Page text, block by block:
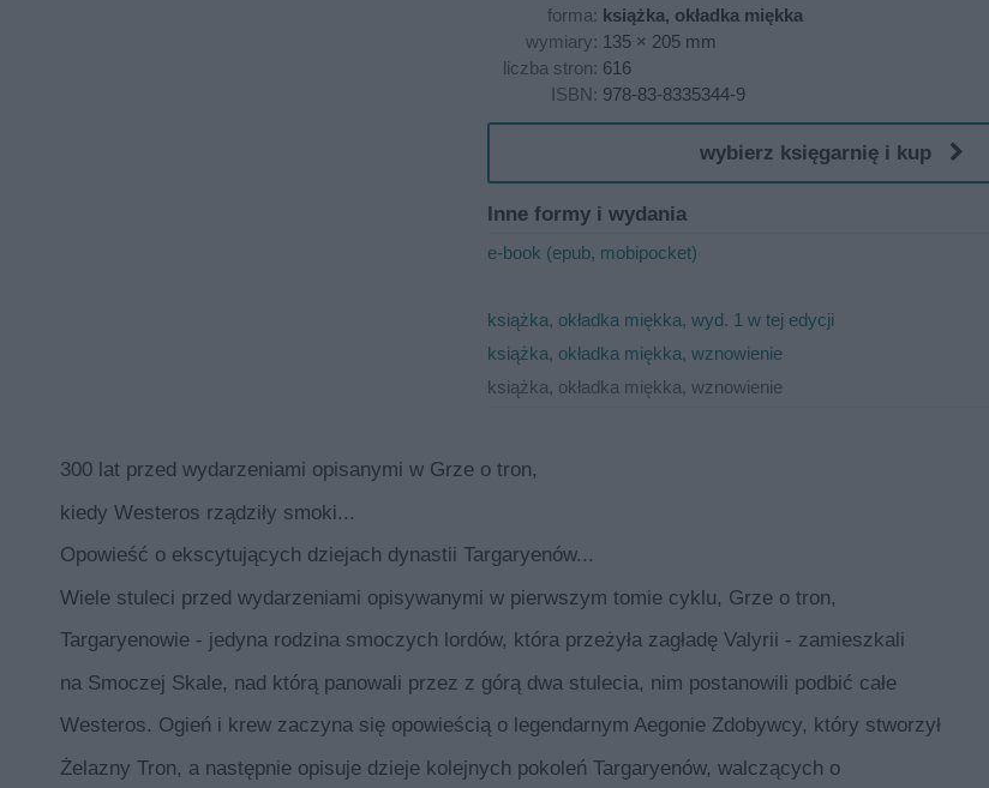
forma: książka, okładka miękka
wymiary: 135 × 205 mm
liczba stron: 616
ISBN: 978-83-8335344-9
wybierz księgarnię i kup
Inne formy i wydania
e-book (epub, mobipocket)
książka, okładka miękka, wyd. 1 w tej edycji
książka, okładka miękka, wznowienie
książka, okładka miękka, wznowienie
300 lat przed wydarzeniami opisanymi w Grze o tron,
kiedy Westeros rządziły smoki...
Opowieść o ekscytujących dziejach dynastii Targaryenów...
Wiele stuleci przed wydarzeniami opisywanymi w pierwszym tomie cyklu, Grze o tron,
Targaryenowie - jedyna rodzina smoczych lordów, która przeżyła zagładę Valyrii - zamieszkali
na Smoczej Skale, nad którą panowali przez z górą dwa stulecia, nim postanowili podbić całe
Westeros. Ogień i krew zaczyna się opowieścią o legendarnym Aegonie Zdobywcy, który stworzył
Żelazny Tron, a następnie opisuje dzieje kolejnych pokoleń Targaryenów, walczących o